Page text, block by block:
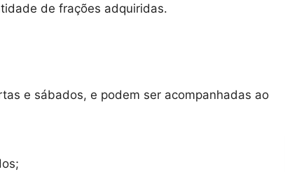
de frações adquiridas.
e sábados, e podem ser acompanhadas ao